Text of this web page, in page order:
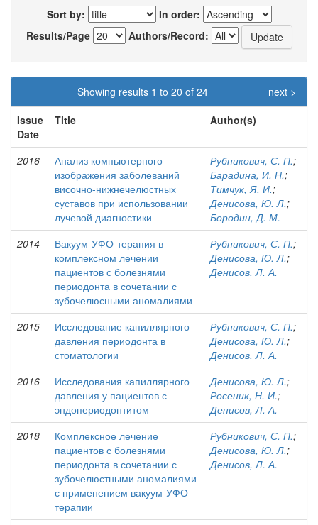
Sort by:
In order:
Results/Page
Authors/Record:
Showing results 1 to 20 of 24
next >
Issue
Date
Title Author(s)
2016
Анализ компьютерного
изображения заболеваний
височно-нижнечелюстных
суставов при использовании
лучевой диагностики
Рубникович, С. П.;
Барадина, И. Н.;
Тимчук, Я. И.;
Денисова, Ю. Л.;
Бородин, Д. М.
2014
Вакуум-УФО-терапия в
комплексном лечении
пациентов с болезнями
периодонта в сочетании с
зубочелюсными аномалиями
Рубникович, С. П.;
Денисова, Ю. Л.;
Денисов, Л. А.
2015
Исследование капиллярного
давления периодонта в
стоматологии
Рубникович, С. П.;
Денисова, Ю. Л.;
Денисов, Л. А.
2016
Исследования капиллярного
давления у пациентов с
эндопериодонтитом
Денисова, Ю. Л.;
Росеник, Н. И.;
Денисов, Л. А.
2018
Комплексное лечение
пациентов с болезнями
периодонта в сочетании с
зубочелюстными аномалиями
с применением вакуум-УФО-
терапии
Рубникович, С. П.;
Денисова, Ю. Л.;
Денисов, Л. А.